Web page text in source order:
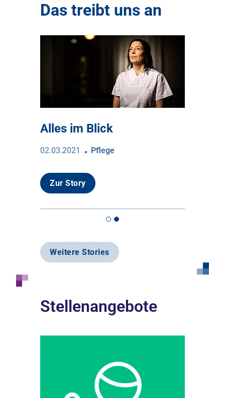
Das treibt uns an
Alles im Blick
02.03.2021 Pflege
Zur Story
Weitere Stories
Stellenangebote